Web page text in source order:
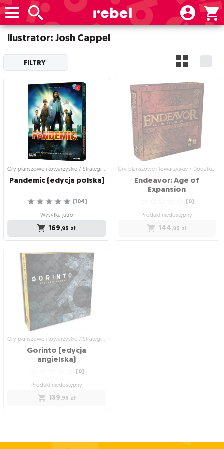
Ilustrator: Josh Cappel
FILTRY
Gry planszowe i towarzyskie / Strategiczne gry planszowe
Pandemic(edycja polska)
☆
☆
☆
☆
☆ (104)
Wysyłka jutro
169,95 zł
Strategiczne gry planszowe
Pandemic (edycja polska)
Czy potraficie ocalić ludzkość?
☆
☆
☆
☆ (
Wysyłka jutro
169,95
Gry planszowe i towarzyskie / Dodatki do gier
Endeavor: Age of
Expansion
(0)
Produkt niedostępny
144,95 zł
Gry planszowe i towarzyskie / Strategiczne gry planszowe
Gorinto (edycja
angielska)
(0)
Produkt niedostępny
139,95 zł
angielska)